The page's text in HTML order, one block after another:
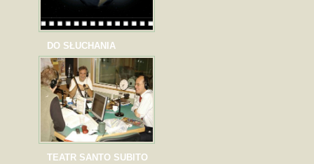
DO SŁUCHANIA
TEATR SANTO SUBITO